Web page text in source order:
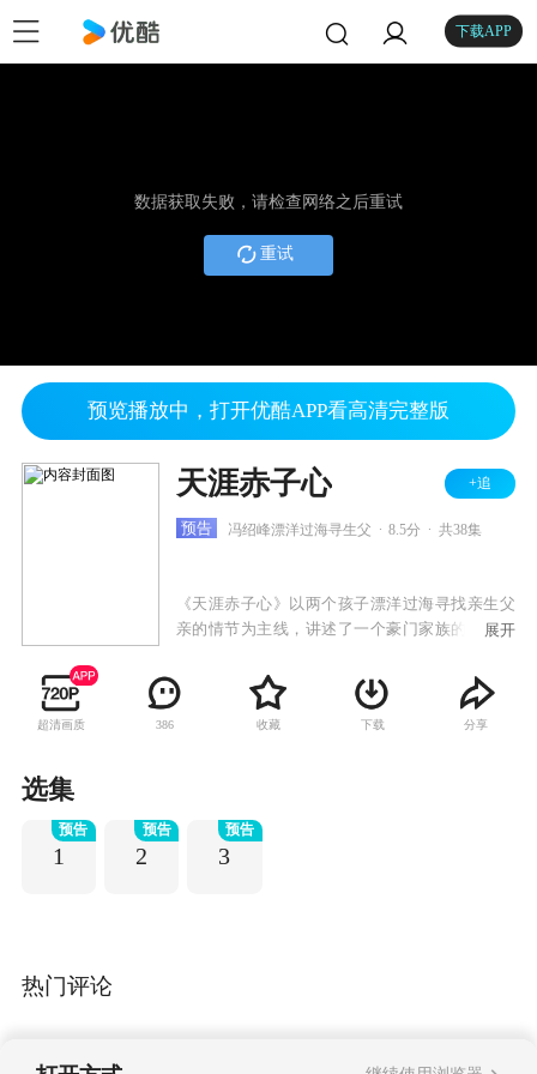
下载APP
数据获取失败，请检查网络之后重试
重试
预览播放中，打开优酷APP看高清完整版
天涯赤子心 +追
预告 冯绍峰漂洋过海寻生父 8.5分 共38集
《天涯赤子心》以两个孩子漂洋过海寻找亲生父
亲的情节为主线，讲述了一个豪门家族的恩怨是
剧，被媒体誉为“重磅催泪弹”。剧中主人公小君
和小杰在母亲和外婆相继辞世后，为了寻找父亲
郑世贤，千里迢迢跨越台湾海峡来到厦门，经历
展开
超清画质 386 收藏 下载 分享
选集
1
预告
2
预告
3
预告
热门评论